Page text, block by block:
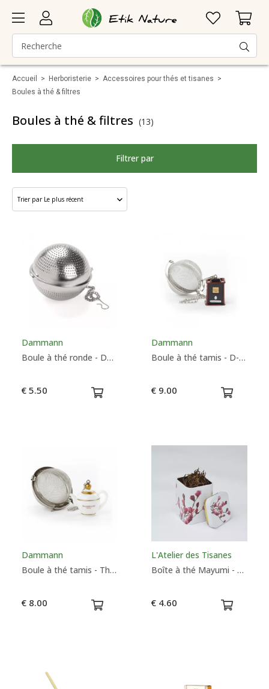
Accueil > Herboristerie > Accessoires pour thés et tisanes >
Boules à thé & filtres
Boules à thé & filtres (13)
Filtrer par
Marque
Taille
Couleurs
Dammann
Boule à thé ronde - Dammann
€ 5.50
Dammann
Boule à thé tamis - D-Tin - Dammann
€ 9.00
Dammann
Boule à thé tamis - Théière - Dammann
€ 8.00
L'Atelier des Tisanes
Boîte à thé Mayumi - Tea Soul
€ 4.60